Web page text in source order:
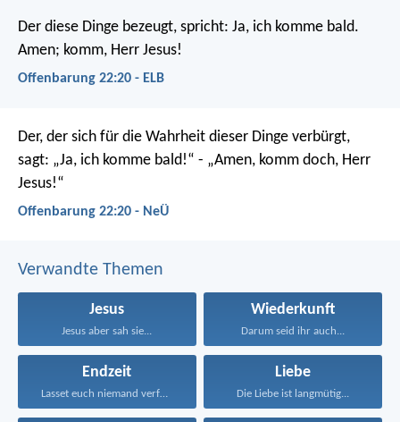
Der diese Dinge bezeugt, spricht: Ja, ich komme bald.
Amen; komm, Herr Jesus!
Offenbarung 22:20 - ELB
Der, der sich für die Wahrheit dieser Dinge verbürgt,
sagt: „Ja, ich komme bald!“ - „Amen, komm doch, Herr
Jesus!“
Offenbarung 22:20 - NeÜ
Verwandte Themen
Jesus
Jesus aber sah sie...
Wiederkunft
Darum seid ihr auch...
Endzeit
Lasset euch niemand verführen...
Liebe
Die Liebe ist langmütig...